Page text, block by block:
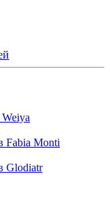
Fabia Monti
Glodiatr